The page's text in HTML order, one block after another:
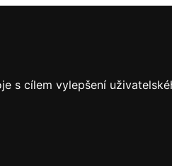
cílem vylepšení